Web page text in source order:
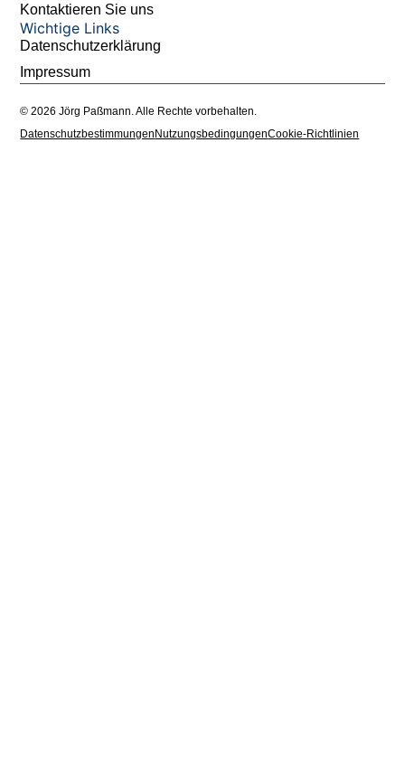
Kontaktieren Sie uns
Wichtige Links
Datenschutzerklärung
Impressum
© 2026 Jörg Paßmann. Alle Rechte vorbehalten.
Datenschutzbestimmungen NutzungsbedingungenCookie-Richtlinien